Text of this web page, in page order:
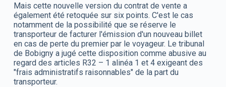
Mais cette nouvelle version du contrat de vente a
également été retoquée sur six points. C'est le cas
notamment de la possibilité que se réserve le
transporteur de facturer l'émission d'un nouveau billet
en cas de perte du premier par le voyageur. Le tribunal
de Bobigny a jugé cette disposition comme abusive au
regard des articles R32 – 1 alinéa 1 et 4 exigeant des
"frais administratifs raisonnables" de la part du
transporteur.